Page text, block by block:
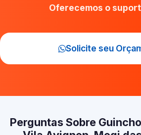
Oferecemos o
Solicite seu
Perguntas Sobre